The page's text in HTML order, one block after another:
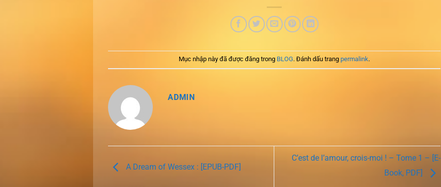
Mục nhập này đã được đăng trong BLOG. Đánh dấu trang permalink.
ADMIN
A Dream of Wessex : [EPUB-PDF]
C’est de l’amour, crois-moi ! – Tome 1 – [E-
Book, PDF]